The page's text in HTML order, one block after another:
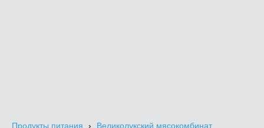
Продукты питания
Великолукский мясокомбинат